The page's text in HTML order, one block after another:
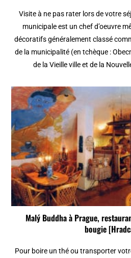
Visite à ne pas rater lors de votre
municipale est un chef d’oeuvre
décoratifs généralement classé
de la municipalité (en tchèque :
de la Vieille ville et de la
Malý Buddha à Prague,
bougie
Pour boire un thé ou transporter